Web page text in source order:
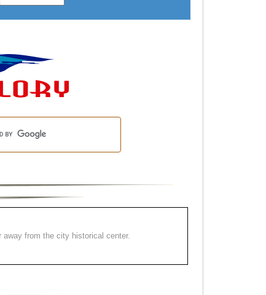
from the city historical center.